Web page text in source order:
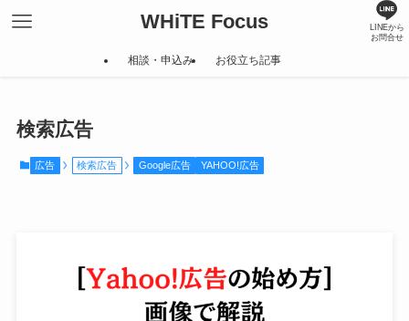
WHiTE Focus LINEから
お問合せ
相談・申込み お役立ち記事
検索広告
広告 検索広告 Google広告 YAHOO!広告